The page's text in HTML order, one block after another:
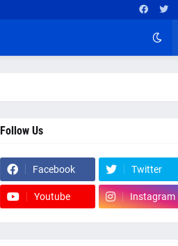
Follow Us
Facebook Twitter
Youtube Instagram